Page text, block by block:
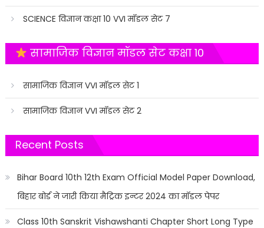
SCIENCE विज्ञान कक्षा 10 VVI मॉडल सेट 7
सामाजिक विज्ञान मॉडल सेट कक्षा 10
सामाजिक विज्ञान VVI मॉडल सेट 1
सामाजिक विज्ञान VVI मॉडल सेट 2
Recent Posts
Bihar Board 10th 12th Exam Official Model Paper Download,
बिहार बोर्ड ने जारी किया मैट्रिक इन्टर 2024 का मॉडल पेपर
Class 10th Sanskrit Vishawshanti Chapter Short Long Type